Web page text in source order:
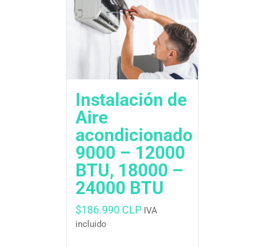
Instalación de
Aire
acondicionado
9000 – 12000
BTU, 18000 –
24000 BTU
$186.990 CLP IVA
incluido